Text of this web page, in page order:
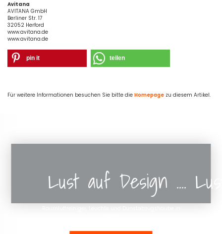
Avitana
AVITANA GmbH
Berliner Str. 17
32052 Herford
www.avitana.de
www.avitana.de
pin it teilen
Für weitere Informationen besuchen Sie bitte die Homepage zu diesem Artikel.
Lust auf Design ....